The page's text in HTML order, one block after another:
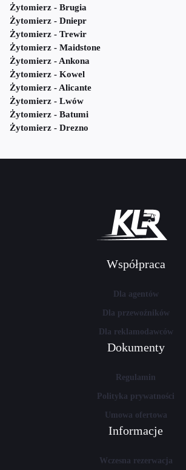
Żytomierz - Brugia
Żytomierz - Dniepr
Żytomierz - Trewir
Żytomierz - Maidstone
Żytomierz - Ankona
Żytomierz - Kowel
Żytomierz - Alicante
Żytomierz - Lwów
Żytomierz - Batumi
Żytomierz - Drezno
Współpraca
Dla agentów
Dla przewoźników
Dla reklamodawców
Dokumenty
Regulamin
Polityka prywatności
Umowa ofertowa
Informacje
Wczesna rezerwacja